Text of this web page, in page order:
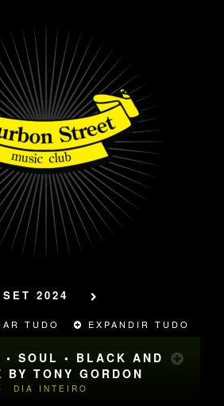
2024
TUDO EXPANDIR TUDO
• SOUL • BLACK AND
BY TONY GORDON
DIA INTEIRO